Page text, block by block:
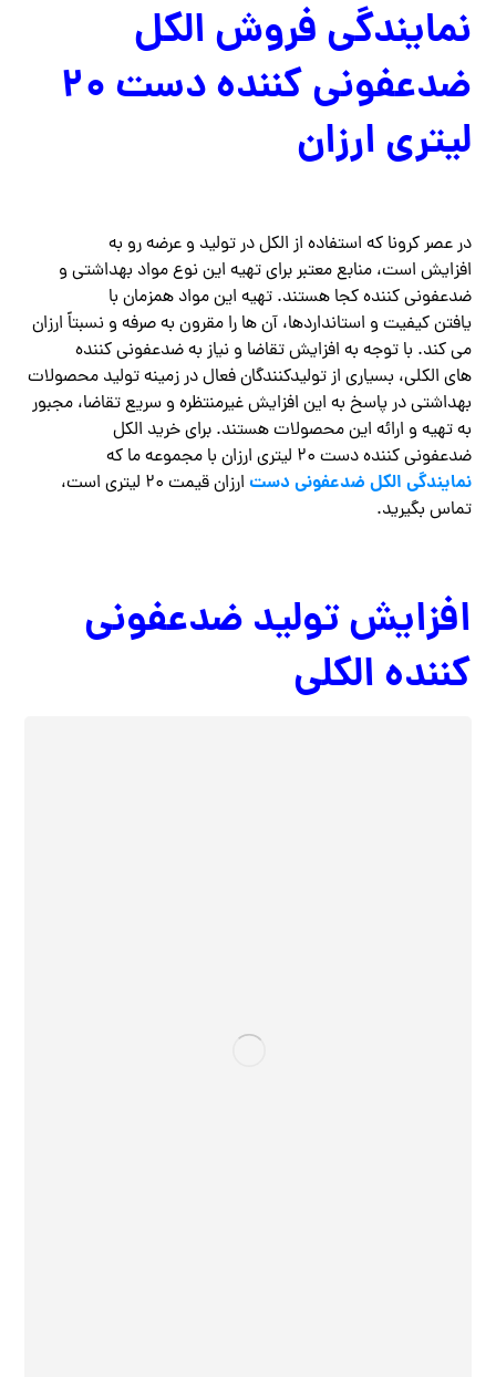
نمایندگی فروش الکل
ضدعفونی کننده دست ۲۰
لیتری ارزان
در عصر کرونا که استفاده از الکل در تولید و عرضه رو به
افزایش است، منابع معتبر برای تهیه این نوع مواد بهداشتی و
ضدعفونی کننده کجا هستند. تهیه این مواد همزمان با
یافتن کیفیت و استانداردها، آن ها را مقرون به صرفه و نسبتاً ارزان
می کند. با توجه به افزایش تقاضا و نیاز به ضدعفونی کننده
های الکلی، بسیاری از تولیدکنندگان فعال در زمینه تولید محصولات
بهداشتی در پاسخ به این افزایش غیرمنتظره و سریع تقاضا، مجبور
به تهیه و ارائه این محصولات هستند. برای خرید الکل
ضدعفونی کننده دست ۲۰ لیتری ارزان با مجموعه ما که
نمایندگی الکل ضدعفونی دست
ارزان قیمت ۲۰ لیتری است،
تماس بگیرید.
افزایش تولید ضدعفونی
کننده الکلی